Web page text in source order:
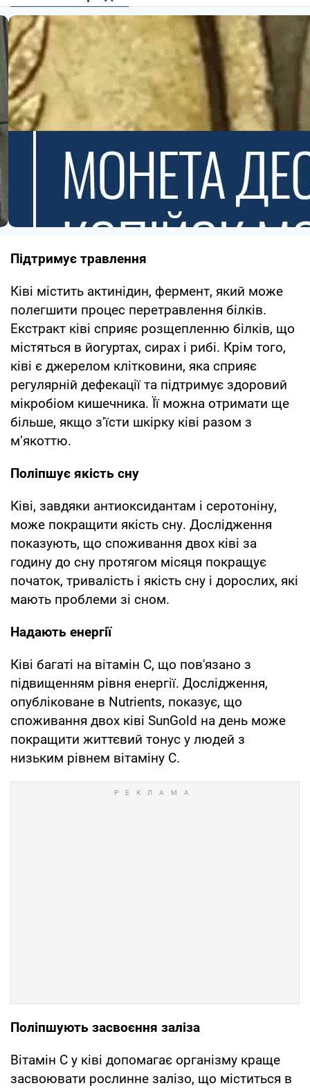
Підтримує травлення
Ківі містить актинідин, фермент, який може
полегшити процес перетравлення білків.
Екстракт ківі сприяє розщепленню білків, що
містяться в йогуртах, сирах і рибі. Крім того,
ківі є джерелом клітковини, яка сприяє
регулярній дефекації та підтримує здоровий
мікробіом кишечника. Її можна отримати ще
більше, якщо з’їсти шкірку ківі разом з
м’якоттю.
Поліпшує якість сну
Ківі, завдяки антиоксидантам і серотоніну,
може покращити якість сну. Дослідження
показують, що споживання двох ківі за
годину до сну протягом місяця покращує
початок, тривалість і якість сну і дорослих, які
мають проблеми зі сном.
Надають енергії
Ківі багаті на вітамін С, що пов'язано з
підвищенням рівня енергії. Дослідження,
опубліковане в Nutrients, показує, що
споживання двох ківі SunGold на день може
покращити життєвий тонус у людей з
низьким рівнем вітаміну С.
Поліпшують засвоєння заліза
Вітамін С у ківі допомагає організму краще
засвоювати рослинне залізо, що міститься в